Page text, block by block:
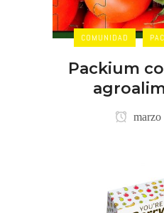
COMUNIDAD
Packium
marzo